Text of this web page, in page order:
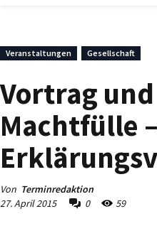
Veranstaltungen Gesellschaft
Vortrag
Machtfülle
Von Terminredaktion
27. April 2015
0 59